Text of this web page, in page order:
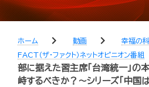
ホーム chevron_right 動画 chevron_right 幸福の
FACT（ザ・ファクト）ネットオピニオン番組
部に据えた習主席「台湾統一」の
峙するべきか？～シリーズ「中国は